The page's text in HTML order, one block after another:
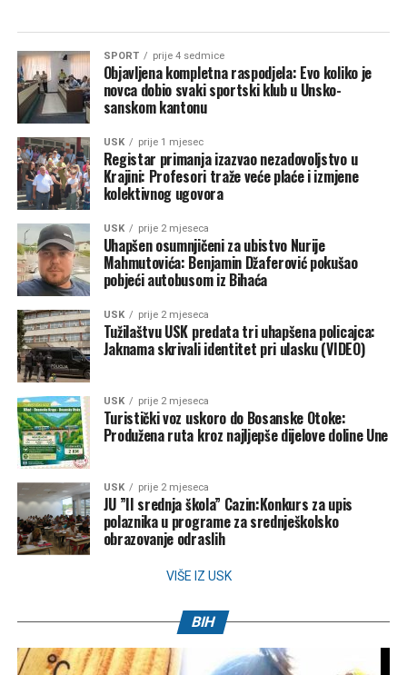
SPORT prije 4 sedmice
Objavljena kompletna raspodjela: Evo koliko je
novca dobio svaki sportski klub u Unsko-
sanskom kantonu
USK prije 1 mjesec
Registar primanja izazvao nezadovoljstvo u
Krajini: Profesori traže veće plaće i izmjene
kolektivnog ugovora
USK prije 2 mjeseca
Uhapšen osumnjičeni za ubistvo Nurije
Mahmutovića: Benjamin Džaferović pokušao
pobjeći autobusom iz Bihaća
USK prije 2 mjeseca
Tužilaštvu USK predata tri uhapšena policajca:
Jaknama skrivali identitet pri ulasku (VIDEO)
USK prije 2 mjeseca
Turistički voz uskoro do Bosanske Otoke:
Produžena ruta kroz najljepše dijelove doline Une
USK prije 2 mjeseca
JU ”II srednja škola” Cazin:Konkurs za upis
polaznika u programe za srednješkolsko
obrazovanje odraslih
VIŠE IZ USK
BIH